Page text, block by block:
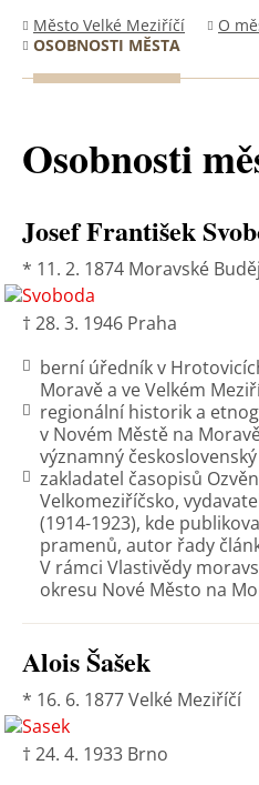
Město Velké Meziříčí
O
OSOBNOSTI MĚSTA
Osobnosti
Josef František
* 11. 2. 1874 Moravské
† 28. 3. 1946 Praha
berní úředník v
Moravě a ve Velkém
regionální historik a
v Novém Městě na
významný
zakladatel časopisů
Velkomeziříčsko,
(1914-1923), kde
pramenů, autor řady
V rámci Vlastivědy
okresu Nové Město na
Alois Šašek
* 16. 6. 1877 Velké Meziříčí
† 24. 4. 1933 Brno